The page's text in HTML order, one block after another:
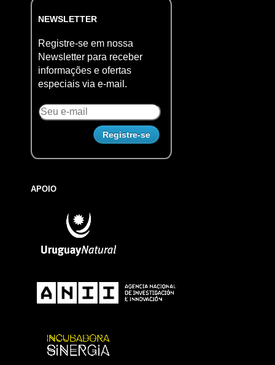
NEWSLETTER
Registre-se em nossa
Newsletter para receber
informações e ofertas
especiais via e-mail.
APOIO